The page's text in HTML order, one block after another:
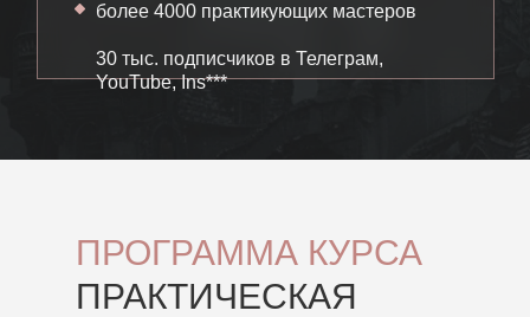
более 4000 практикующих мастеров
30 тыс. подписчиков в Телеграм,
YouTube, Ins***
ПРОГРАММА КУРСА
ПРАКТИЧЕСКАЯ